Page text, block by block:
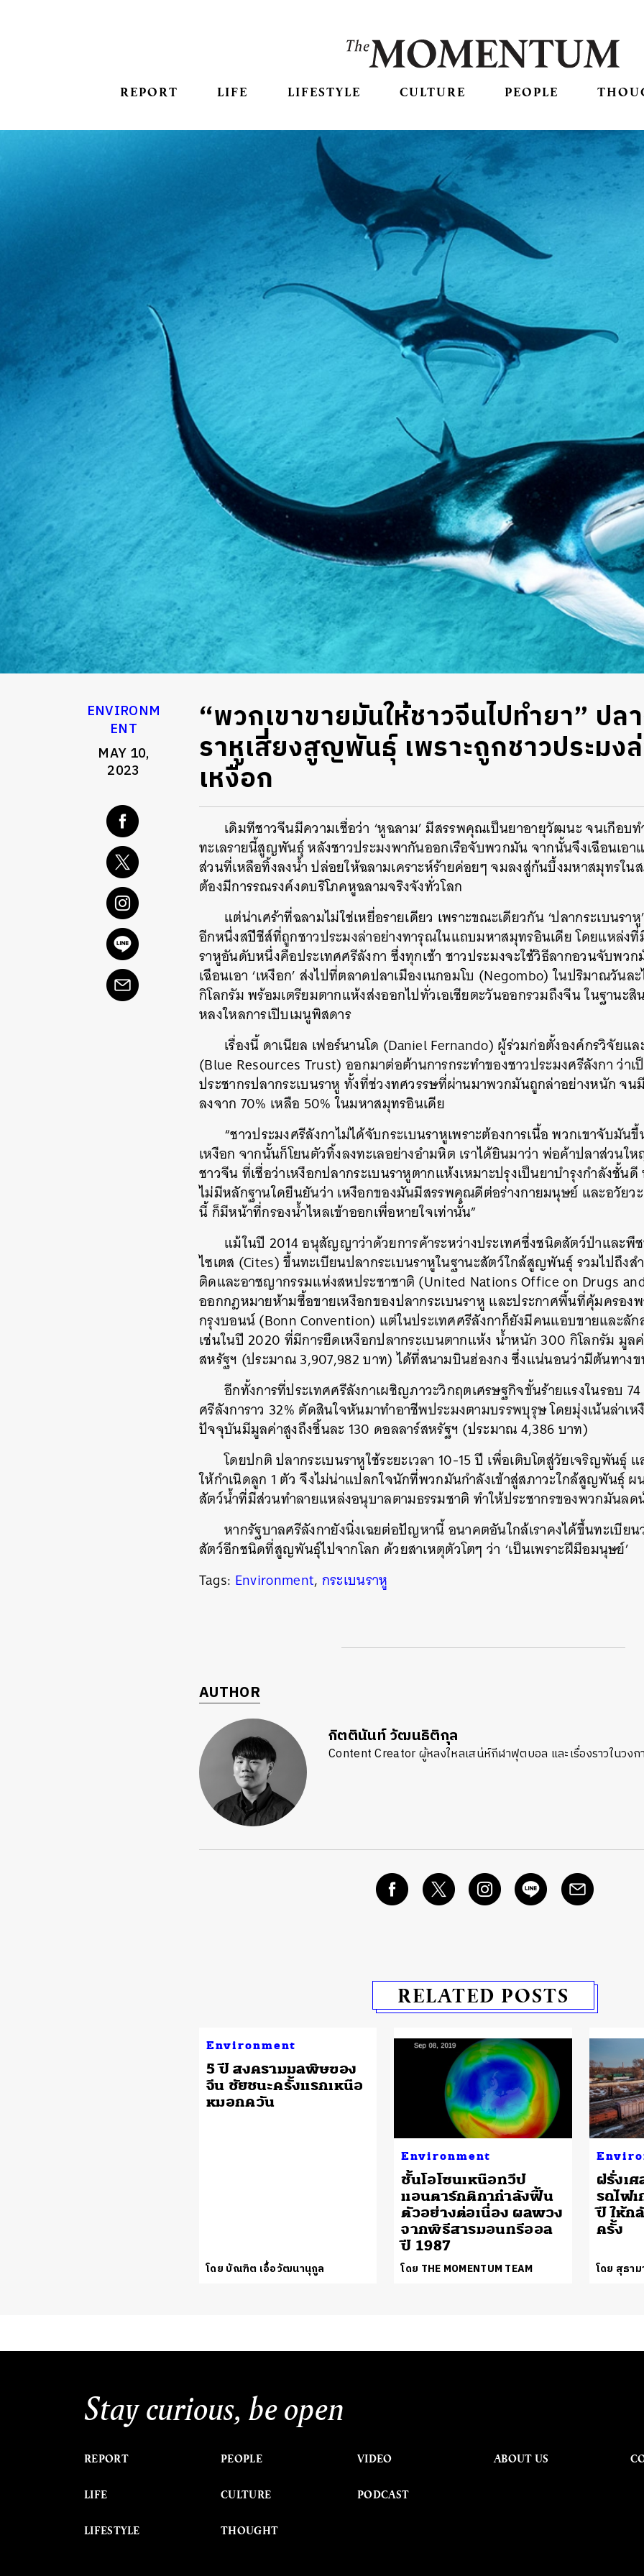
REPORT LIFE LIFESTYLE CULTURE PEOPLE
ENVIRONM
ENT
MAY 10,
2023
“พวกเขาขายมันให้ชาวจีนไปทำยา” ปล
ราหูเสี่ยงสูญพันธ์ุ เพราะถูกชาวประมงล่
เหงือก
เดิมทีชาวจีนมีความเชื่อว่า ‘หูฉลาม’ มีสรรพคุณเป็นยาอายุวัฒนะ จนเกือบ
ทะเลรายนี้สูญพันธุ์ หลังชาวประมงพากันออกเรือจับพวกมัน จากนั้นจึงเฉือนเอ
ส่วนที่เหลือทิ้งลงน้ำ ปล่อยให้ฉลามเคราะห์ร้ายค่อยๆ จมลงสู่ก้นบึ้งมหาสมุทรใน
ต้องมีการรณรงค์งดบริโภคหูฉลามจริงจังทั่วโลก
แต่น่าเศร้าที่ฉลามไม่ใช่เหยื่อรายเดียว เพราะขณะเดียวกัน ‘ปลากระเบนรา
อีกหนึ่งสปีชีส์ที่ถูกชาวประมงล่าอย่างทารุณในแถบมหาสมุทรอินเดีย โดยแหล่งที่
ราหูอันดับหนึ่งคือประเทศศรีลังกา ซึ่งทุกเช้า ชาวประมงจะใช้วิธีลากอวนจับพว
เฉือนเอา ‘เหงือก’ ส่งไปที่ตลาดปลาเมืองเนกอมโบ (Negombo) ในปริมาณวันล
กิโลกรัม พร้อมเตรียมตากแห้งส่งออกไปทั่วเอเชียตะวันออกรวมถึงจีน ในฐานะ
หลงใหลการเปิบเมนูพิสดาร
เรื่องนี้ ดาเนียล เฟอร์นานโด (Daniel Fernando) ผู้ร่วมก่อตั้งองค์กรวิจัยแ
(Blue Resources Trust) ออกมาต่อต้านการกระทำของชาวประมงศรีลังกา ว่า
ประชากรปลากระเบนราหู ทั้งที่ช่วงทศวรรษที่ผ่านมาพวกมันถูกล่าอย่างหนัก จน
ลงจาก 70% เหลือ 50% ในมหาสมุทรอินเดีย
“ชาวประมงศรีลังกาไม่ได้จับกระเบนราหูเพราะต้องการเนื้อ พวกเขาจับมั
เหงือก จากนั้นก็โยนตัวทิ้งลงทะเลอย่างอำมหิต เราได้ยินมาว่า พ่อค้าปลาส่วน
ชาวจีน ที่เชื่อว่าเหงือกปลากระเบนราหูตากแห้งเหมาะปรุงเป็นยาบำรุงกำลังชั้น
ไม่มีหลักฐานใดยืนยันว่า เหงือกของมันมีสรรพคุณดีต่อร่างกายมนุษย์ และอวัยว
นี้ ก็มีหน้าที่กรองน้ำไหลเข้าออกเพื่อหายใจเท่านั้น”
แม้ในปี 2014 อนุสัญญาว่าด้วยการค้าระหว่างประเทศซึ่งชนิดสัตว์ป่าและ
ไซเตส (Cites) ขึ้นทะเบียนปลากระเบนราหูในฐานะสัตว์ใกล้สูญพันธุ์ รวมไปถึงส
ติดและอาชญากรรมแห่งสหประชาชาติ (United Nations Office on Drugs
ออกกฎหมายห้ามซื้อขายเหงือกของปลากระเบนราหู และประกาศพื้นที่คุ้มครอ
กรุงบอนน์ (Bonn Convention) แต่ในประเทศศรีลังกาก็ยังมีคนแอบขายและลั
เช่นในปี 2020 ที่มีการยึดเหงือกปลากระเบนตากแห้ง น้ำหนัก 300 กิโลกรัม มูล
สหรัฐฯ (ประมาณ 3,907,982 บาท) ได้ที่สนามบินฮ่องกง ซึ่งแน่นอนว่ามีต้นทาง
อีกทั้งการที่ประเทศศรีลังกาเผชิญภาวะวิกฤตเศรษฐกิจขั้นร้ายแรงในรอบ
ศรีลังการาว 32% ตัดสินใจหันมาทำอาชีพประมงตามบรรพบุรุษ โดยมุ่งเน้นล่าเห
ปัจจุบันมีมูลค่าสูงถึงชิ้นละ 130 ดอลลาร์สหรัฐฯ (ประมาณ 4,386 บาท)
โดยปกติ ปลากระเบนราหูใช้ระยะเวลา 10-15 ปี เพื่อเติบโตสู่วัยเจริญพันธุ์
ให้กำเนิดลูก 1 ตัว จึงไม่น่าแปลกใจนักที่พวกมันกำลังเข้าสู่สภาวะใกล้สูญพันธุ์ ผ
สัตว์น้ำที่มีส่วนทำลายแหล่งอนุบาลตามธรรมชาติ ทำให้ประชากรของพวกมันลด
หากรัฐบาลศรีลังกายังนิ่งเฉยต่อปัญหานี้ อนาคตอันใกล้เราคงได้ขึ้นทะเบียน
สัตว์อีกชนิดที่สูญพันธุ์ไปจากโลก ด้วยสาเหตุตัวโตๆ ว่า ‘เป็นเพราะฝีมือมนุษย์’
Tags: Environment, กระเบนราหู
AUTHOR
กิตตินันท์ วัฒนธิติกุล
Content Creator ผู้หลงใหลเสน่ห์กีฬาฟุตบอล และเรื่องราวในวง
RELATED POSTS
Environment
5 ปี สงครามมลพิษของ
จีน ชัยชนะครั้งแรกเหนือ
หมอกควัน
โดย บัณฑิต เอื้อวัฒนานุกูล
Environment
ชั้นโอโซนเหนือทวีป
แอนตาร์กติกากำลังฟื้น
ตัวอย่างต่อเนื่อง ผลพวง
จากพิธีสารมอนทรีออล
ปี 1987
โดย THE MOMENTUM TEAM
ฝรั่งเศ
รถไฟเ
ปี ให้ก
ครั้ง
โดย สุธา
Stay curious, be open
REPORT
LIFE
LIFESTYLE
PEOPLE
CULTURE
THOUGHT
VIDEO
PODCAST
ABOUT US